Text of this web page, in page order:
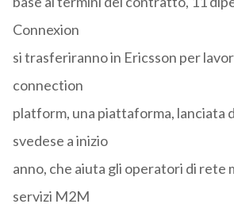
Connexion
si trasferiranno in Ericsson per
connection
platform, una piattaforma, lanciata
svedese a inizio
anno, che aiuta gli operatori di rete
servizi M2M